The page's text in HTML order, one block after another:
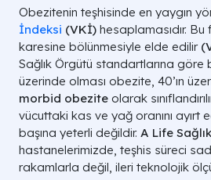
Obezitenin teşhisinde en yaygın
İndeksi (VKİ) hesaplamasıdır. Bu
karesine bölünmesiyle elde edilir (
Sağlık Örgütü standartlarına göre
üzerinde olması obezite, 40’ın
morbid obezite olarak
vücuttaki kas ve yağ oranını ayırt
başına yeterli değildir. A Life
hastanelerimizde, teşhis süreci
rakamlarla değil, ileri teknolojik